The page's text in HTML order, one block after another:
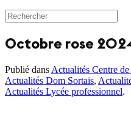
Octobre rose
Publié dans Actualités Centre
Actualités Dom Sortais,
Actualités Lycée professionnel.